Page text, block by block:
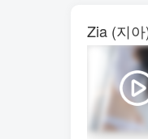
Zia (지